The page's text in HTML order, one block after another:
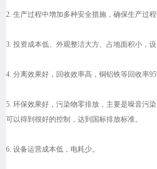
2. 生产过程中增加多种安全措施，确保生产过
3. 投资成本低、外观整洁大方、占地面积小，设
4. 分离效果好，回收效率高，铜铝铁等回收率
5. 环保效果好，污染物零排放，主要是噪音污
可以得到很好的控制，达到国标排放标准。
6. 设备运营成本低，电耗少。